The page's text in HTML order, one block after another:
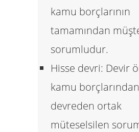
kamu borçlarının
tamamından
sorumludur.
Hisse devri: Devir
kamu borçlarından
devreden ortak
müteselsilen